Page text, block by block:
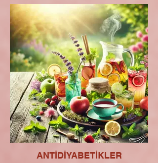
ANTİDİYABETİKLER